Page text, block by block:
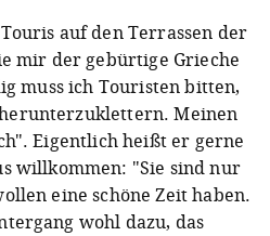
auf den Terrassen der
mir der gebürtige Grieche
muss ich Touristen bitten,
Meinen
Eigentlich heißt er gerne
willkommen: "Sie sind nur
eine schöne Zeit haben.
wohl dazu, das